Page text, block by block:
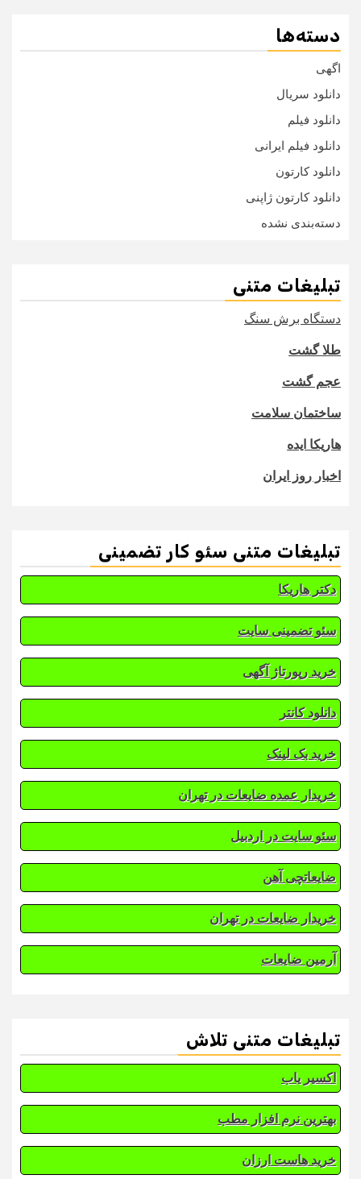
دسته‌ها
اگهی
دانلود سریال
دانلود فیلم
دانلود فیلم ایرانی
دانلود کارتون
دانلود کارتون ژاپنی
دسته‌بندی نشده
تبلیغات متنی
دستگاه برش سنگ
طلا گشت
عجم گشت
ساختمان سلامت
هاریکا ایده
اخبار روز ایران
تبلیغات متنی سئو کار تضمینی
دکتر هاریکا
سئو تضمینی سایت
خرید رپورتاژ آگهی
دانلود کانتر
خرید بک لینک
خریدار عمده ضایعات در تهران
سئو سایت در اردبیل
ضایعاتچی آهن
خریدار ضایعات در تهران
آرمین ضایعات
تبلیغات متنی تلاش
اکسیر یاب
بهترین نرم افزار مطب
خرید هاست ارزان